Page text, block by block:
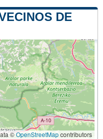
DE
©OpenStreetMapcontributors